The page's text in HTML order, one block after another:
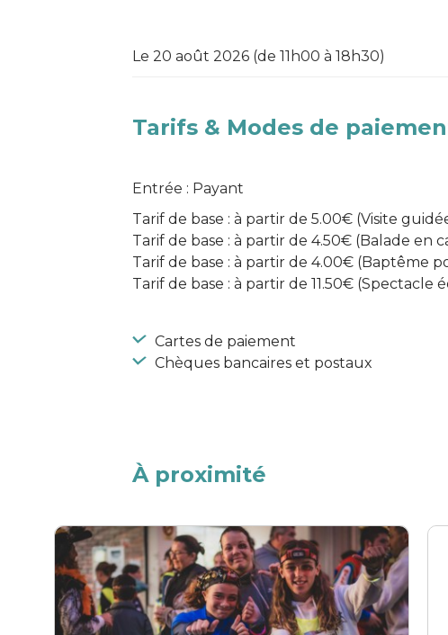
Le 20 août 2026 (de 11h00 à 18h30)
Tarifs & Modes de
Entrée : Payant
Tarif de base : à partir de 5.00€ (Visite
Tarif de base : à partir de 4.50€ (Balade en
Tarif de base : à partir de 4.00€ (Baptême
Tarif de base : à partir de 11.50€ (Spectacle
Cartes de paiement
Chèques bancaires et postaux
À proximité